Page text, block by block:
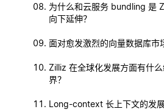
为什么和云服务 bundling 是
向下延伸？
面对愈发激烈的向量数据库
Zilliz 在全球化发展方面有什
界？
Long-context 长上下文的发